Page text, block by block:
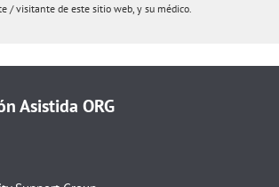
/ visitante de este sitio web, y su médico.
Asistida ORG